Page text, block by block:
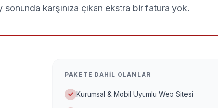
karşınıza çıkan ekstra bir fatura yok.
PAKETE DAHIL OLANLAR
Kurumsal & Mobil Uyumlu Web Sitesi